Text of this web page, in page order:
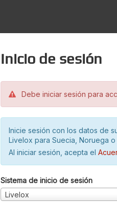
Inicio de sesión
Debe iniciar sesión para
Inicie sesión con los datos de
Livelox para Suecia, Noruega o
Al iniciar sesión, acepta el
Sistema de inicio de sesión
Livelox